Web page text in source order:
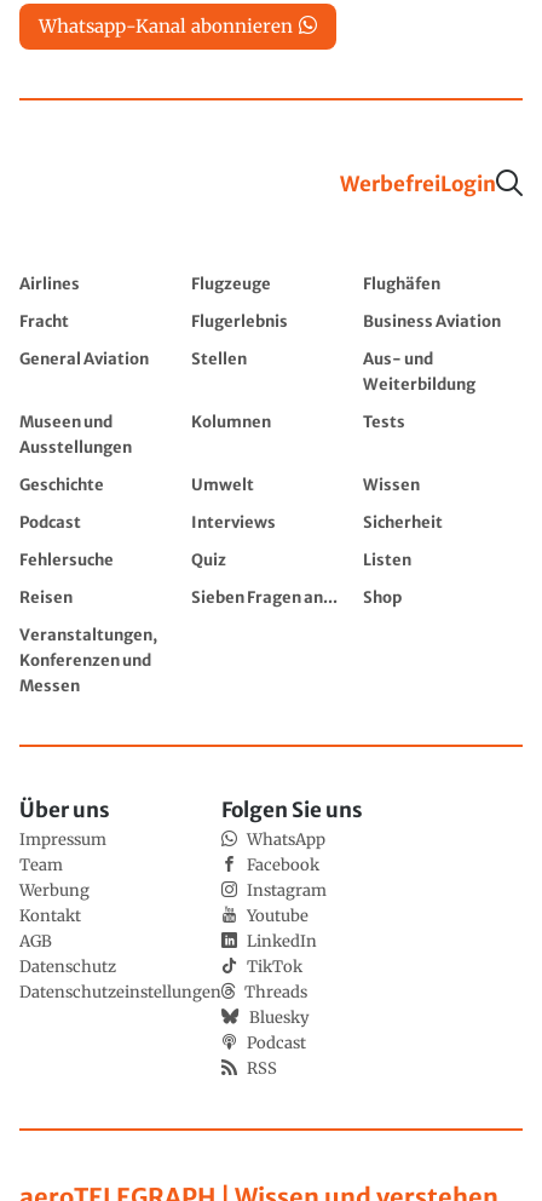
Whatsapp-Kanal abonnieren
WerbefreiLogin
Airlines Flugzeuge
Flughäfen
Fracht
Flugerlebnis
Business Aviation
General Aviation
Stellen
Aus- und
Weiterbildung
Museen und
Ausstellungen
Kolumnen Tests
Geschichte Umwelt
Wissen
Podcast
Interviews
Sicherheit
Fehlersuche
Quiz
Listen
Reisen
Sieben Fragen an...
Shop
Veranstaltungen,
Konferenzen und
Messen
Über uns
Impressum
Team
Werbung
Kontakt
AGB
Datenschutz
Datenschutzeinstellungen
Folgen Sie uns
WhatsApp
Facebook
Instagram
Youtube
LinkedIn
TikTok
Threads
Bluesky
Podcast
RSS